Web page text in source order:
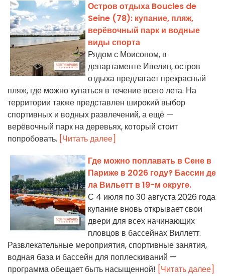
Остров отдыха Boucles de
Seine (78): купание, пляж,
верёвочный парк и водные
виды спорта
Рядом с Моисоном, в
департаменте Ивелин, остров
отдыха предлагает прекрасный
пляж, где можно купаться в течение всего лета. На
территории также представлен широкий выбор
спортивных и водных развлечений, а ещё —
верёвочный парк на деревьях, который стоит
попробовать. [Читать далее]
Где можно поплавать в Сене в
Париже в 2026 году? Бассин де
ла Вильетт в 19-м округе.
С 4 июля по 30 августа 2026 года
купание вновь открывает свои
двери для всех начинающих
пловцов в бассейнах Виллетт.
Развлекательные мероприятия, спортивные занятия,
водная база и бассейн для поплескиваний —
программа обещает быть насыщенной! [Читать далее]